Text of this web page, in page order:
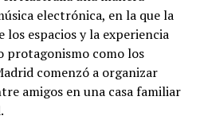
electrónica, en la que la
los espacios y la experiencia
como los
comenzó a organizar
amigos en una casa familiar